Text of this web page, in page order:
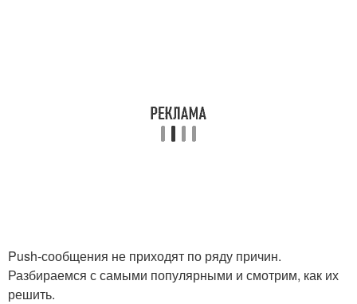
Push-сообщения не приходят по ряду причин.
Разбираемся с самыми популярными и смотрим, как их
решить.